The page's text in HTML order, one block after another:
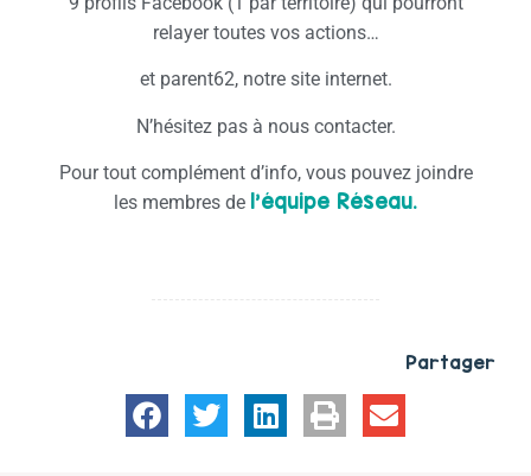
relayer toutes vos actions…
et parent62, notre site internet.
N’hésitez pas à nous contacter.
Pour tout complément d’info, vous pouvez joindre
les membres de l’équipe Réseau.
Partager